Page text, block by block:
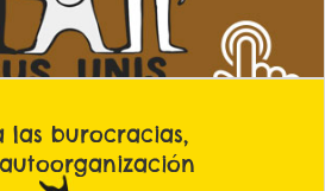
las burocracias,